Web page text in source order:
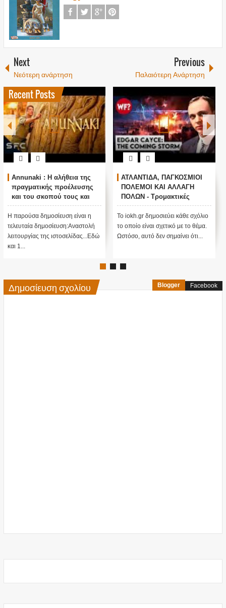
Next
Νεότερη ανάρτηση
Previous
Παλαιότερη Ανάρτηση
Recent Posts
Annunaki : Η αλήθεια της
πραγματικής προέλευσης
και του σκοπού τους και
αναστολή λειτουργίας μας
....
Η παρούσα δημοσίευση είναι η
τελευταία δημοσίευση:Αναστολή
λειτουργίας της ιστοσελίδας...Εδώ
και 1...
ΑΤΛΑΝΤΙΔΑ, ΠΑΓΚΟΣΜΙΟΙ
ΠΟΛΕΜΟΙ ΚΑΙ ΑΛΛΑΓΗ
ΠΟΛΩΝ - Τρομακτικές
προβλέψεις του Edgar
Cayce (Video)
Το iokh.gr δημοσιεύει κάθε σχόλιο
το οποίο είναι σχετικό με το θέμα.
Ωστόσο, αυτό δεν σημαίνει ότι...
Δημοσίευση σχολίου Blogger Facebook